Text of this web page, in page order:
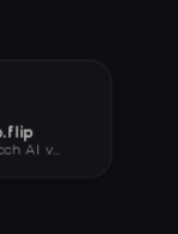
AI voice